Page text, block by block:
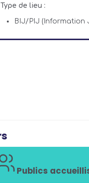
Type de lieu :
BIJ/PIJ (Information
Publics